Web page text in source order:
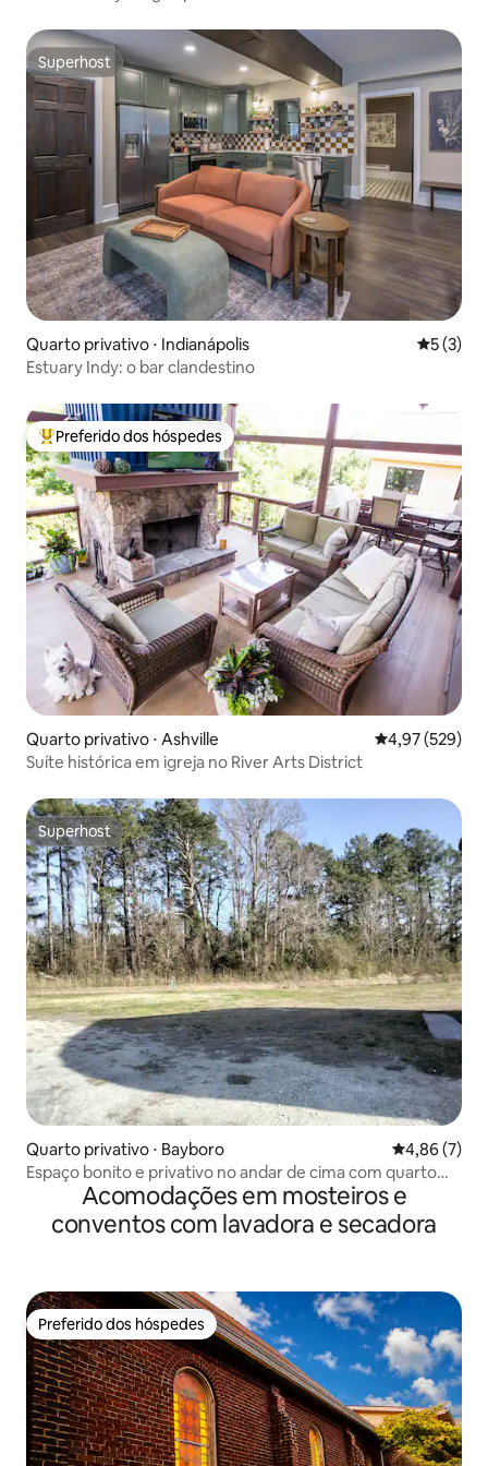
Superhost
Superhost
Quarto privativo ⋅ Indianápolis 5 de
5 (3)
Estuary Indy: o bar clandestino
Entre os melhores preferidos dos hóspedes
Preferido dos hóspedes
Quarto privativo ⋅ Ashville 4,97 de uma
4,97 (529)
Suíte histórica em igreja no River Arts District
Superhost
Superhost
Quarto privativo ⋅ Bayboro 4,86 de uma
4,86 (7)
Espaço bonito e privativo no andar de cima com quarto
pitorescoAcomodações em mosteiros e
conventos com lavadora e secadora
Preferido dos hóspedes
Preferido dos hóspedes